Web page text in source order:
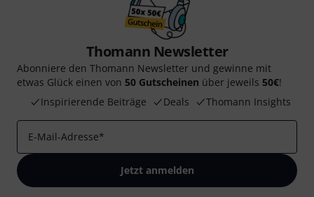
Thomann Newsletter
Abonniere den Thomann Newsletter und gewinne mit
etwas Glück einen von 50 Gutscheinen über jeweils 50€!
Inspirierende Beiträge
Deals Thomann Insights
E-Mail-Adresse*
Jetzt anmelden